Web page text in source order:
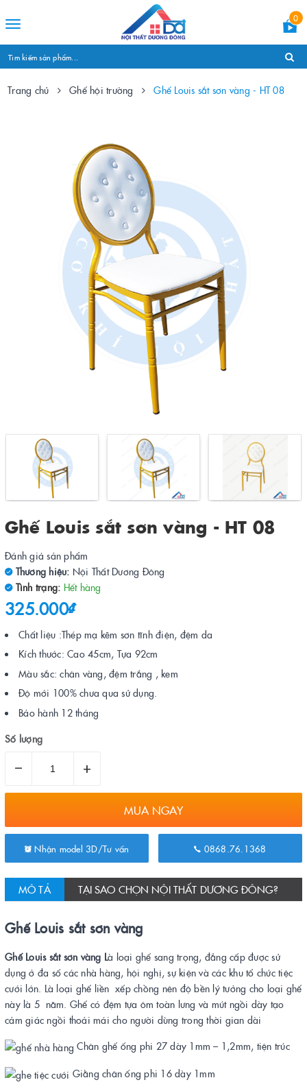
Toggle
0
Trang chủ Ghế hội trường Ghế Louis sắt sơn vàng - HT 08
Ghế Louis sắt sơn vàng - HT 08
Đánh giá sản phẩm
Thương hiệu: Nội Thất Dương Đông
Tình trạng: Hết hàng
325.000₫
Chất liệu :Thép mạ kẽm sơn tĩnh điện, đệm da
Kích thước: Cao 45cm, Tựa 92cm
Màu sắc: chân vàng, đệm trắng , kem
Độ mới 100% chưa qua sử dụng.
Bảo hành 12 tháng
Số lượng
– +
MUA NGAY
Nhận model 3D/Tư vấn 0868.76.1368
MÔ TẢ TẠI SAO CHỌN NỘI THẤT DƯƠNG ĐÔNG?
Ghế Louis sắt sơn vàng
Ghế Louis sắt sơn vàng Là loại ghế sang trọng, đẳng cấp được sử
dụng ở đa số các nhà hàng, hội nghị, sự kiện và các khu tổ chức tiệc
cưới lớn. Là loại ghế liền xếp chồng nên độ bền lý tưởng cho loại ghế
này là 5 năm. Ghế có đệm tựa ôm toàn lưng và mút ngồi dày tạo
cảm giác ngồi thoải mái cho người dùng trong thời gian dài
Chân ghế ống phi 27 dày 1mm – 1,2mm, tiện trúc
Giằng chân ống phi 16 dày 1mm